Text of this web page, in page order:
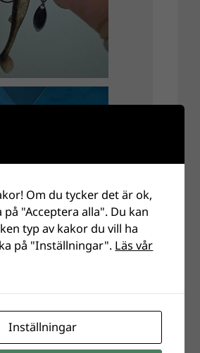
Om du tycker det är ok,
"Acceptera alla". Du kan
typ av kakor du vill ha
på "Inställningar". Läs vår
Inställningar